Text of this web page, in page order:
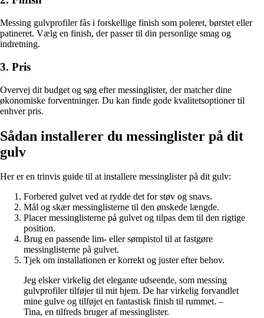
Messing gulvprofiler fås i forskellige finish som poleret, børstet eller
patineret. Vælg en finish, der passer til din personlige smag og
indretning.
3. Pris
Overvej dit budget og søg efter messinglister, der matcher dine
økonomiske forventninger. Du kan finde gode kvalitetsoptioner til
enhver pris.
Sådan installerer du messinglister på dit
gulv
Her er en trinvis guide til at installere messinglister på dit gulv:
Forbered gulvet ved at rydde det for støv og snavs.
Mål og skær messinglisterne til den ønskede længde.
Placer messinglisterne på gulvet og tilpas dem til den rigtige
position.
Brug en passende lim- eller sømpistol til at fastgøre
messinglisterne på gulvet.
Tjek om installationen er korrekt og juster efter behov.
Jeg elsker virkelig det elegante udseende, som messing
gulvprofiler tilføjer til mit hjem. De har virkelig forvandlet
mine gulve og tilføjet en fantastisk finish til rummet. –
Tina, en tilfreds bruger af messinglister.